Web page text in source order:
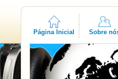
Página Inicial Sobre